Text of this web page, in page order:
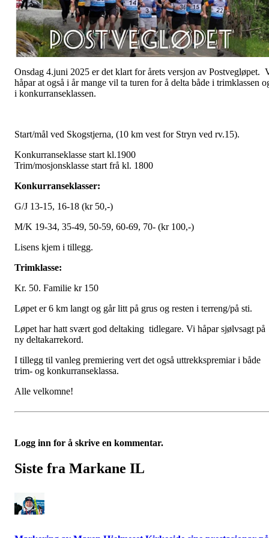
Onsdag 4.juni 2025 er det klart for årets versjon av Postvegløpet.
håpar at også i år mange vil ta turen for å delta både i trimklassen
i konkurranseklassen.
Start/mål ved Skogstjerna, (10 km vest for Stryn ved rv.15).
Konkurranseklasse start kl.1900
Trim/mosjonsklasse start frå kl. 1800
Konkurranseklasser:
G/J 13-15, 16-18 (kr 50,-)
M/K 19-34, 35-49, 50-59, 60-69, 70- (kr 100,-)
Lisens kjem i tillegg.
Trimklasse:
Kr. 50. Familie kr 150
Løpet er 6 km langt og går litt på grus og resten i terreng/på sti.
Løpet har hatt svært god deltaking tidlegare. Vi håpar sjølvsagt på
ny deltakarrekord.
I tillegg til vanleg premiering vert det også uttrekkspremiar i både
trim- og konkurranseklassa.
Alle velkomne!
Logg inn for å skrive en kommentar.
Siste fra Markane IL